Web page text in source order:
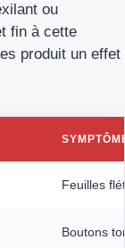
ou
fin à cette
produit un effet
Feuilles
Boutons